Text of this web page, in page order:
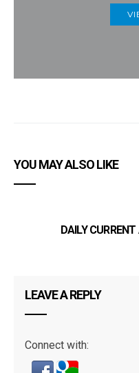
YOU MAY ALSO LIKE
DAILY
LEAVE A REPLY
Connect with: